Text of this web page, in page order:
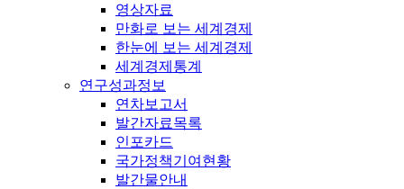
영상자료
만화로 보는 세계경제
한눈에 보는 세계경제
세계경제통계
연구성과정보
연차보고서
발간자료목록
인포카드
국가정책기여현황
발간물안내